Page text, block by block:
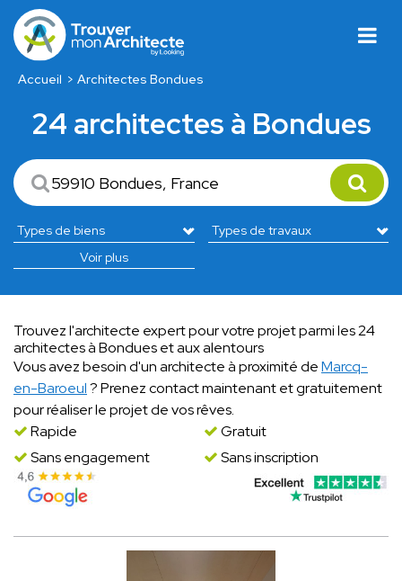
Accueil Architectes Bondues
24 architectes à Bondues
Voir plus
Trouvez l'architecte expert pour votre projet parmi les 24
architectes à Bondues et aux alentours
Vous avez besoin d'un architecte à proximité deMarcq-
en-Baroeul? Prenez contact maintenant et gratuitement
pour réaliser le projet de vos rêves.
Rapide
Gratuit
Sans engagement
Sans inscription